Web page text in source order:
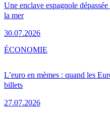
Une enclave espagnole
la mer
30.07.2026
L’euro en mèmes : quand les
billets
27.07.2026
ÉCONOMIE